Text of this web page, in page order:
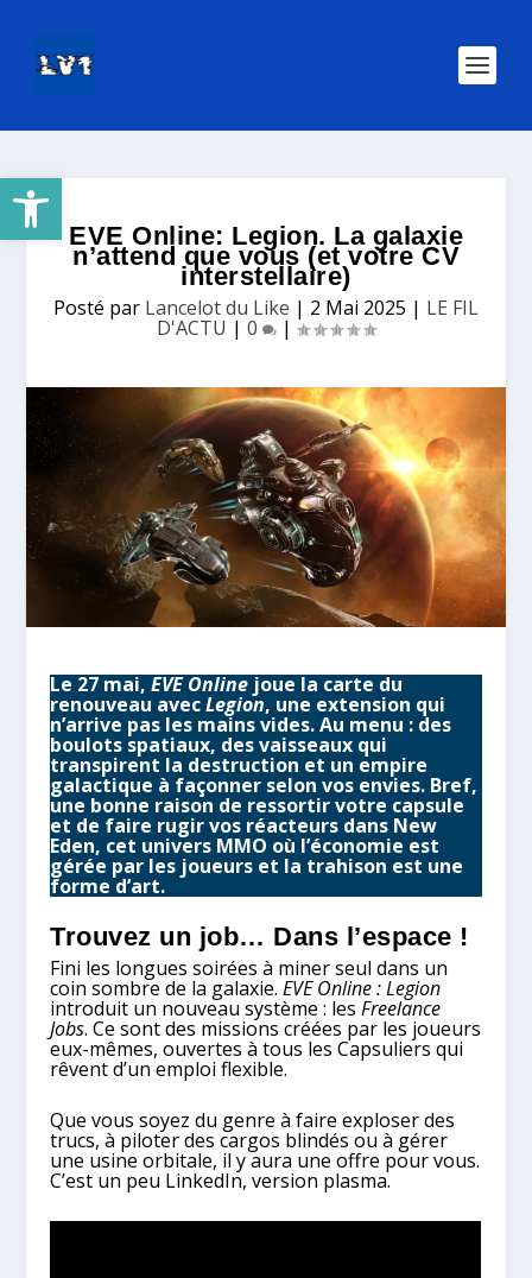
Ouvrir la barre d’outils
EVE Online: Legion. La galaxie
n’attend que vous (et votre CV
interstellaire)
Posté par Lancelot du Like | 2 Mai 2025 | LE FIL
D'ACTU | 0 |
Le 27 mai,EVE Onlinejoue la carte du
renouveau avecLegion, une extension qui
n’arrive pas les mains vides. Au menu : des
boulots spatiaux, des vaisseaux qui
transpirent la destruction et un empire
galactique à façonner selon vos envies. Bref,
une bonne raison de ressortir votre capsule
et de faire rugir vos réacteurs dans New
Eden, cet univers MMO où l’économie est
gérée par les joueurs et la trahison est une
forme d’art.
Trouvez un job… Dans l’espace !
Fini les longues soirées à miner seul dans un
coin sombre de la galaxie.EVE Online : Legion
introduit un nouveau système : lesFreelance
Jobs. Ce sont des missions créées par les joueurs
eux-mêmes, ouvertes à tous les Capsuliers qui
rêvent d’un emploi flexible.
Que vous soyez du genre à faire exploser des
trucs, à piloter des cargos blindés ou à gérer
une usine orbitale, il y aura une offre pour vous.
C’est un peu LinkedIn, version plasma.